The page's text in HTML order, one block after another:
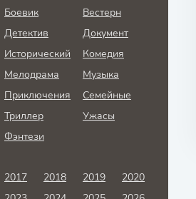
Боевик
Вестерн
Детектив
Документ
Исторический
Комедия
Мелодрама
Музыка
Приключения
Семейные
Триллер
Ужасы
Фэнтези
2017 2018 2019
2020